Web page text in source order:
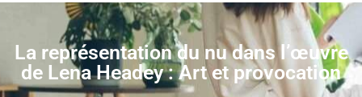
La représentation du nu dans l’œuvre
de Lena Headey : Art et provocation